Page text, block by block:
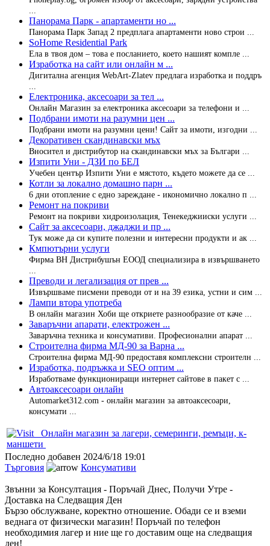
Панорама Парк - апартаменти но ...
Панорама Парк Запад 2 предплага апартаменти ново строи ...
SoHome Residential Park
Ела в твоя дом – това е посланието, което нашият компле ...
Изработка на сайт или онлайн м ...
Дигитална агенция WebArt-Zlatev предлага изработка и поддръ
Електроника, аксесоари за тел ...
Онлайн Магазин за електроника аксесоари за телефони и ...
Подбрани имоти на разумни цен ...
Подбрани имоти на разумни цени! Сайт за имоти, изгодни ...
Декоративен скандинавски мъх
Вносител и дистрибутор на скандинавски мъх за Българи ...
Изпити Уни - ДЗИ по БЕЛ
Учебен център Изпити Уни е мястото, където можете да се ...
Котли за локално домашно парн ...
6 дни отопление с едно зареждане - икономично локално п ...
Ремонт на покриви
Ремонт на покриви хидроизолация, Тенекеджииски услуги ...
Сайт за аксесоари, джаджи и пр ...
Тук може да си купите полезни и интересни продукти и ак ...
Кмпютърни услуги
Фирма ВН Дистрибушън ЕООД специализира в извършването
Преводи и легализация от прев ...
Извършваме писмени преводи от и на 39 езика, устни и сим ...
Лампи втора употреба
В онлайн магазин Хоби ще откриете разнообразие от каче ...
Заваръчни апарати, електрожен ...
Заваръчна техника и консумативи. Професионални апарат ...
Строителна фирма МД-90 за Варна ...
Строителна фирма МД-90 предоставя комплексни строителн ...
Изработка, подръжка и SEO оптим ...
Изработваме функциониращи интернет сайтове в пакет с ...
Автоаксесоари онлайн
Automarket312.com - онлайн магазин за автоаксесоари,
консумати ...
Онлайн магазин за лагери, семеринги, ремъци, к-
маншети
Последно добавен 2024/6/18 19:01
Търговия
Консумативи
Звънни за Консултация - Поръчай Днес, Получи Утре -
Доставка на Следващия Ден
Бързо обслужване, коректно отношение. Обади се и вземи
веднага от физически магазин! Поръчай по телефон
необходимия лагер и ние ще го доставим още на следващия
ден!